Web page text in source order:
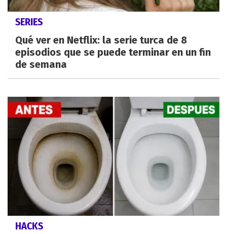
SERIES
Qué ver en Netflix: la serie turca de 8
episodios que se puede terminar en un fin
de semana
HACKS